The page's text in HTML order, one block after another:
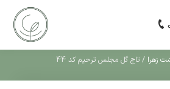
زهرا / تاج گل مجلس ترحیم کد 44